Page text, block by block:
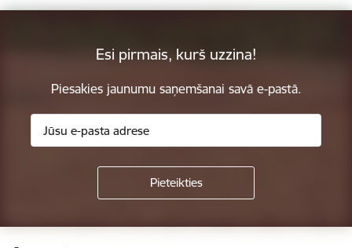
Esi pirmais, kurš uzzina!
Piesakies jaunumu saņemšanai savā e-pastā.
Kājene